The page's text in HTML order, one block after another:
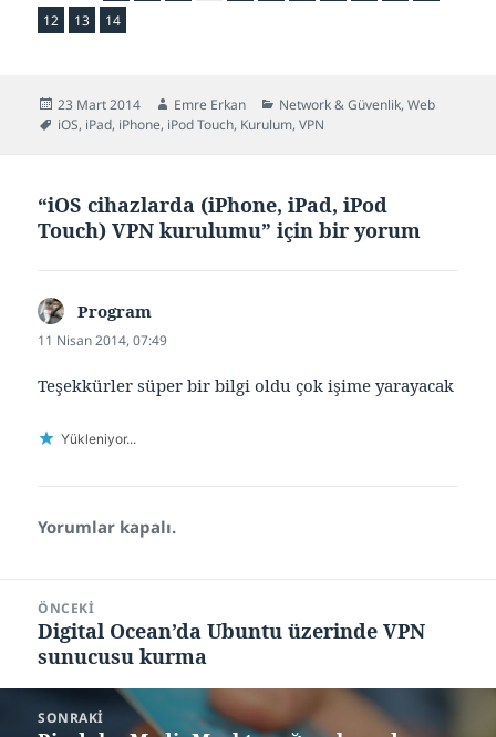
Sayfa
12 ,
Sayfa
13 ,
Sayfa
14
Yayın
tarihi
23 Mart 2014 Yazar
Emre Erkan Kategoriler
Network & Güvenlik,Web
Etiketler
iOS, iPad, iPhone, iPod Touch, Kurulum,VPN
“iOS cihazlarda (iPhone, iPad, iPod
Touch) VPN kurulumu” için bir yorum
Program
ki:
11 Nisan 2014, 07:49
Teşekkürler süper bir bilgi oldu çok işime yarayacak
Yükleniyor...
Yorumlar kapalı.
gezinmesi
ÖNCEKI
Önceki
yazı:
Digital Ocean’da Ubuntu üzerinde VPN
sunucusu kurma
SONRAKI